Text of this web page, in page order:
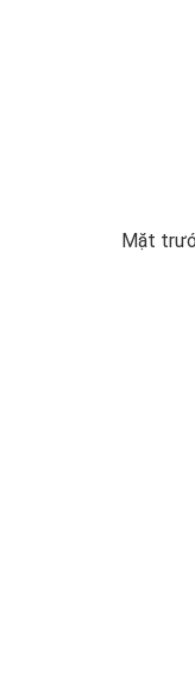
Mặt